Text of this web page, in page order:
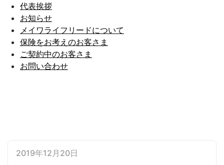
代表挨拶
お知らせ
メイワライフリードについて
保険をお考えのお客さま
ご契約中のお客さま
お問い合わせ
2019年12月20日